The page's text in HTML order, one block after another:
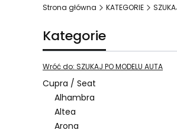
Strona główna KATEGORIE
Kategorie
Wróć do: SZUKAJ PO MODELU AUTA
Cupra / Seat
Alhambra
Altea
Arona